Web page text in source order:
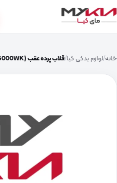
خانه لوازم یدکی کیا قلاب پرده عقب (85795C5000WK)